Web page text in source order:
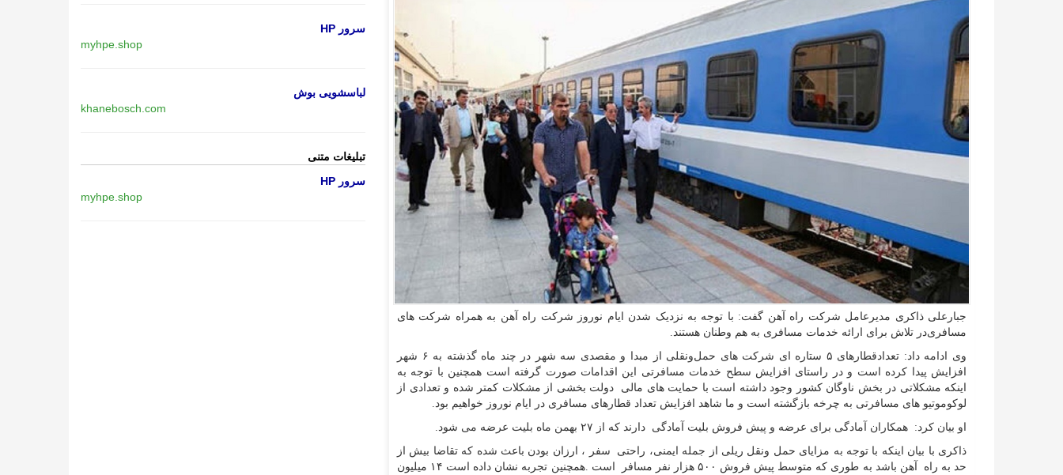
جبارعلی ذاکری مدیرعامل شرکت راه آهن گفت: با توجه به نزدیک شدن ایام نوروز شرکت راه آهن به همراه شرکت های
مسافری‌در تلاش برای ارائه خدمات مسافری به هم وطنان هستند.
وی ادامه داد: تعدادقطارهای ۵ ستاره ای شرکت های حمل‌ونقلی از مبدا و مقصدی سه شهر در چند ماه گذشته به ۶ شهر
افزایش پیدا کرده است و در راستای افزایش سطح خدمات مسافرتی این اقدامات صورت گرفته است همچنین با توجه‌ به‌
اینکه مشکلاتی در بخش ناوگان کشور وجود داشته است با حمایت های مالی دولت بخشی از مشکلات کمتر شده و تعدادی از
لوکوموتیو های مسافرتی به چرخه بازگشته است و ما شاهد افزایش تعداد قطارهای مسافری در ایام نوروز خواهیم بود.
او بیان کرد: همکاران آمادگی برای عرضه و پیش فروش بلیت آمادگی دارند که از ۲۷ بهمن ماه بلیت عرضه می شود.
ذاکری با بیان اینکه با توجه به مزایای حمل ونقل ریلی از جمله ایمنی، راحتی سفر ، ارزان بودن باعث شده که‌ تقاضا بیش از
حد به راه آهن باشد به طوری که متوسط پیش فروش ۵۰۰ هزار نفر مسافر است .‌همچنین تجربه نشان داده است ۱۴ میلیون
سرور HP
myhpe.shop
لباسشویی بوش
khanebosch.com
تبلیغات متنی
سرور HP
myhpe.shop